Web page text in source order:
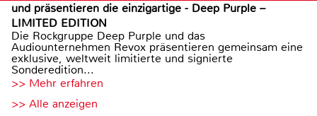
und präsentieren die einzigartige - Deep Purple –
LIMITED EDITION
Die Rockgruppe Deep Purple und das
Audiounternehmen Revox präsentieren gemeinsam eine
exklusive, weltweit limitierte und signierte
Sonderedition...
>> Mehr erfahren
>> Alle anzeigen